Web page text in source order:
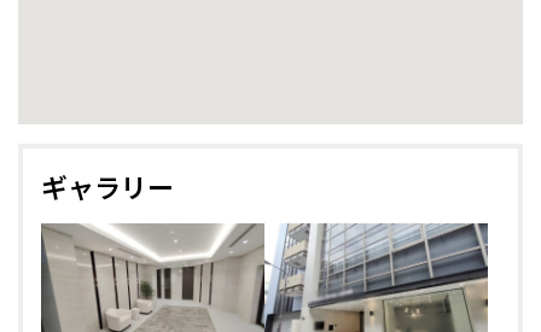
ギャラリー